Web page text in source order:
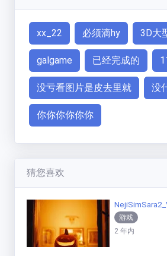
xx_22 必须滴hy 3D大
galgame 已经完成的
没亏看图片是皮去里就 没
你你你你你你
猜您喜欢
游戏
2 年内